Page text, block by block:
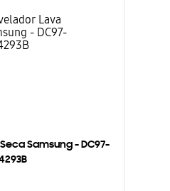
Samsung - DC97-